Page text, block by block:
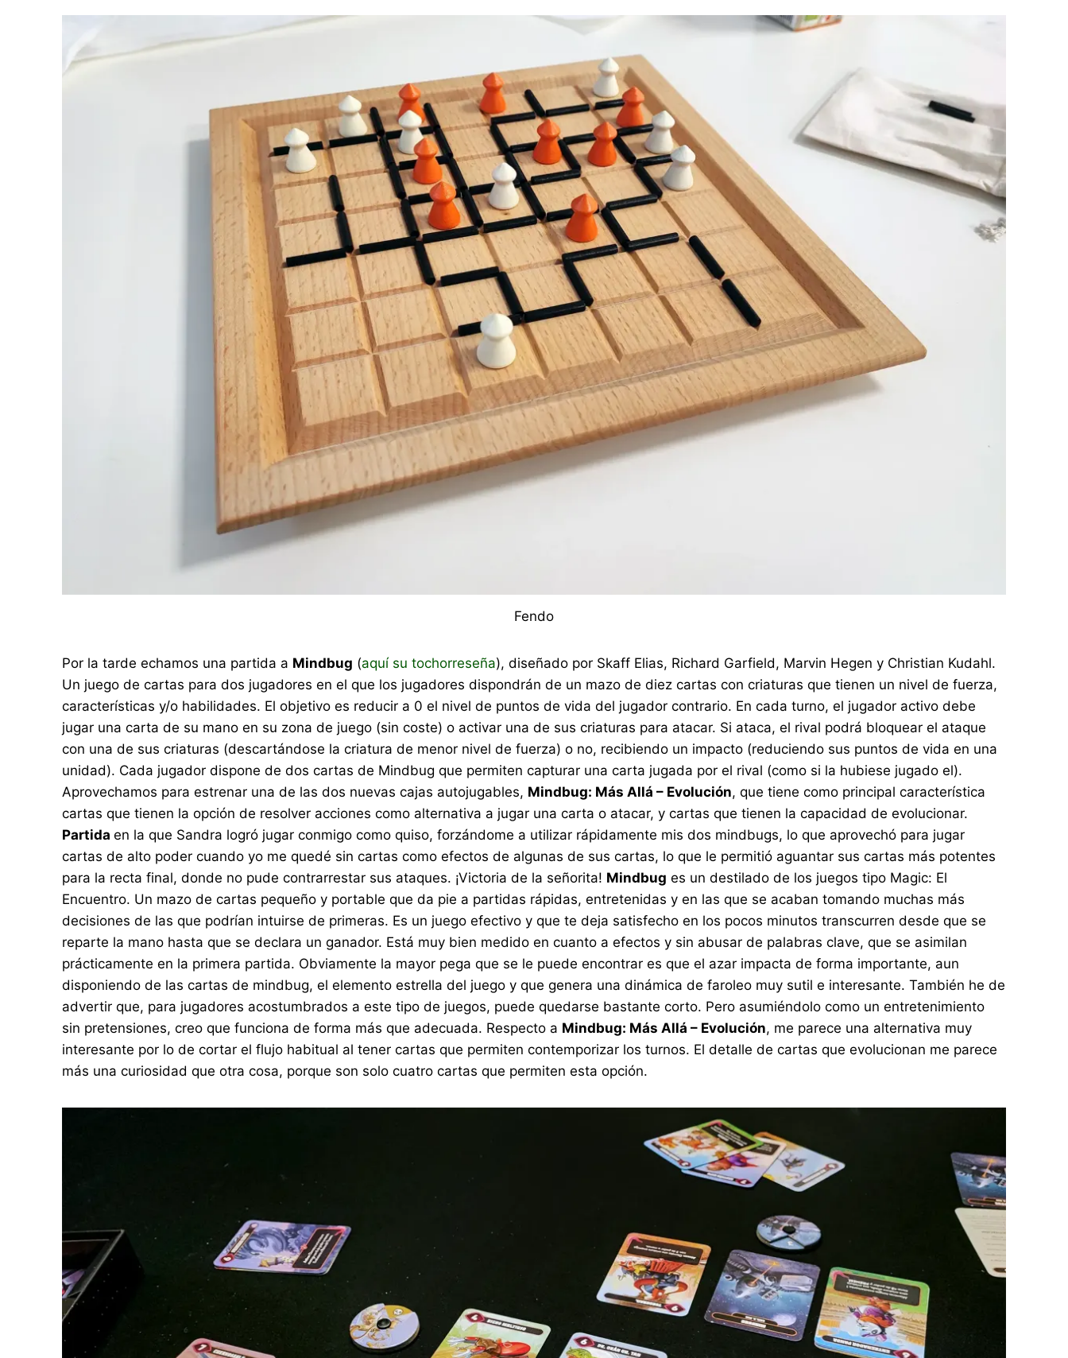
Fendo
Por la tarde echamos una partida a Mindbug (aquí su tochorreseña), diseñado por Skaff Elias, Richard Garfield, Marvin Hegen y Christian Kudahl.
Un juego de cartas para dos jugadores en el que los jugadores dispondrán de un mazo de diez cartas con criaturas que tienen un nivel de fuerza,
características y/o habilidades. El objetivo es reducir a 0 el nivel de puntos de vida del jugador contrario. En cada turno, el jugador activo debe
jugar una carta de su mano en su zona de juego (sin coste) o activar una de sus criaturas para atacar. Si ataca, el rival podrá bloquear el ataque
con una de sus criaturas (descartándose la criatura de menor nivel de fuerza) o no, recibiendo un impacto (reduciendo sus puntos de vida en una
unidad). Cada jugador dispone de dos cartas de Mindbug que permiten capturar una carta jugada por el rival (como si la hubiese jugado el).
Aprovechamos para estrenar una de las dos nuevas cajas autojugables, Mindbug: Más Allá – Evolución, que tiene como principal característica
cartas que tienen la opción de resolver acciones como alternativa a jugar una carta o atacar, y cartas que tienen la capacidad de evolucionar.
Partidaen la que Sandra logró jugar conmigo como quiso, forzándome a utilizar rápidamente mis dos mindbugs, lo que aprovechó para jugar
cartas de alto poder cuando yo me quedé sin cartas como efectos de algunas de sus cartas, lo que le permitió aguantar sus cartas más potentes
para la recta final, donde no pude contrarrestar sus ataques. ¡Victoria de la señorita! Mindbug es un destilado de los juegos tipo Magic: El
Encuentro. Un mazo de cartas pequeño y portable que da pie a partidas rápidas, entretenidas y en las que se acaban tomando muchas más
decisiones de las que podrían intuirse de primeras. Es un juego efectivo y que te deja satisfecho en los pocos minutos transcurren desde que se
reparte la mano hasta que se declara un ganador. Está muy bien medido en cuanto a efectos y sin abusar de palabras clave, que se asimilan
prácticamente en la primera partida. Obviamente la mayor pega que se le puede encontrar es que el azar impacta de forma importante, aun
disponiendo de las cartas de mindbug, el elemento estrella del juego y que genera una dinámica de faroleo muy sutil e interesante. También he de
advertir que, para jugadores acostumbrados a este tipo de juegos, puede quedarse bastante corto. Pero asumiéndolo como un entretenimiento
sin pretensiones, creo que funciona de forma más que adecuada. Respecto a Mindbug: Más Allá – Evolución, me parece una alternativa muy
interesante por lo de cortar el flujo habitual al tener cartas que permiten contemporizar los turnos. El detalle de cartas que evolucionan me parece
más una curiosidad que otra cosa, porque son solo cuatro cartas que permiten esta opción.